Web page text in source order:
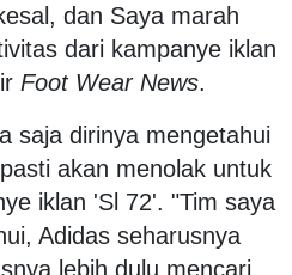
dan Saya marah
dari kampanye iklan
Foot Wear News.
saja dirinya mengetahui
akan menolak untuk
iklan 'Sl 72'. "Tim saya
Adidas seharusnya
lebih dulu mencari